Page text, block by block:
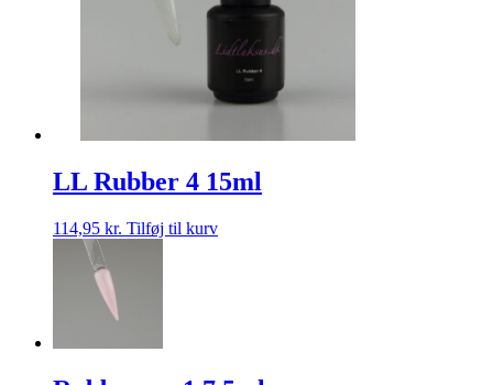
LL Rubber 4 15ml
114,95 kr. Tilføj til kurv